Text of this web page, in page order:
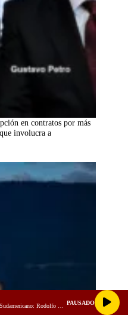
en contratos por más
involucra a
PAUSADO